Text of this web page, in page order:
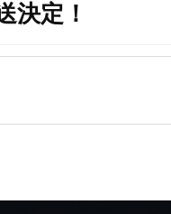
決定！